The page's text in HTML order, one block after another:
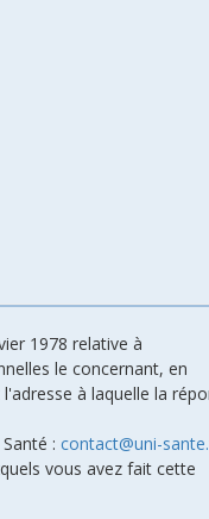
1978 relative à
le concernant, en
à laquelle la
: contact@uni-
vous avez fait cette